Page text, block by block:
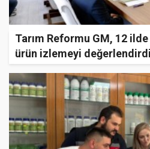
Tarım Reformu GM, 12
ürün izlemeyi değerlendirdi